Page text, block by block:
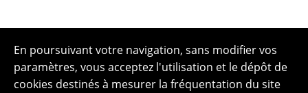
En poursuivant votre navigation, sans modifier vos
paramètres, vous acceptez l'utilisation et le dépôt de
cookies destinés à mesurer la fréquentation du site